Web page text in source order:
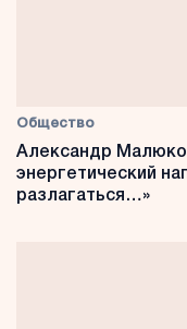
Общество
Александр
энергетический
разлагаться…»